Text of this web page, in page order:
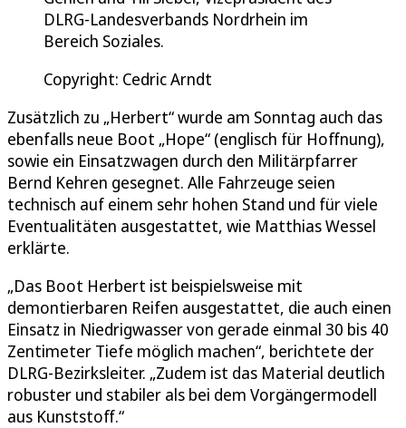
DLRG-Landesverbands Nordrhein im
Bereich Soziales.
Copyright: Cedric Arndt
Zusätzlich zu „Herbert“ wurde am Sonntag auch das
ebenfalls neue Boot „Hope“ (englisch für Hoffnung),
sowie ein Einsatzwagen durch den Militärpfarrer
Bernd Kehren gesegnet. Alle Fahrzeuge seien
technisch auf einem sehr hohen Stand und für viele
Eventualitäten ausgestattet, wie Matthias Wessel
erklärte.
„Das Boot Herbert ist beispielsweise mit
demontierbaren Reifen ausgestattet, die auch einen
Einsatz in Niedrigwasser von gerade einmal 30 bis 40
Zentimeter Tiefe möglich machen“, berichtete der
DLRG-Bezirksleiter. „Zudem ist das Material deutlich
robuster und stabiler als bei dem Vorgängermodell
aus Kunststoff.“